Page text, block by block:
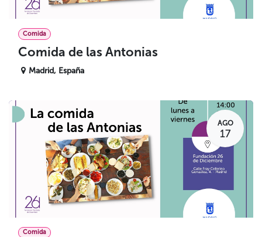
Comida
Comida de las Antonias
Madrid, España
AGO
17
Comida